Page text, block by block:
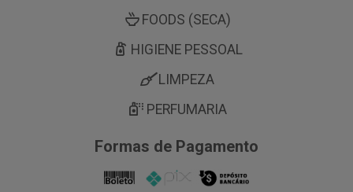
FOODS (SECA)
HIGIENE PESSOAL
LIMPEZA
PERFUMARIA
Formas de Pagamento